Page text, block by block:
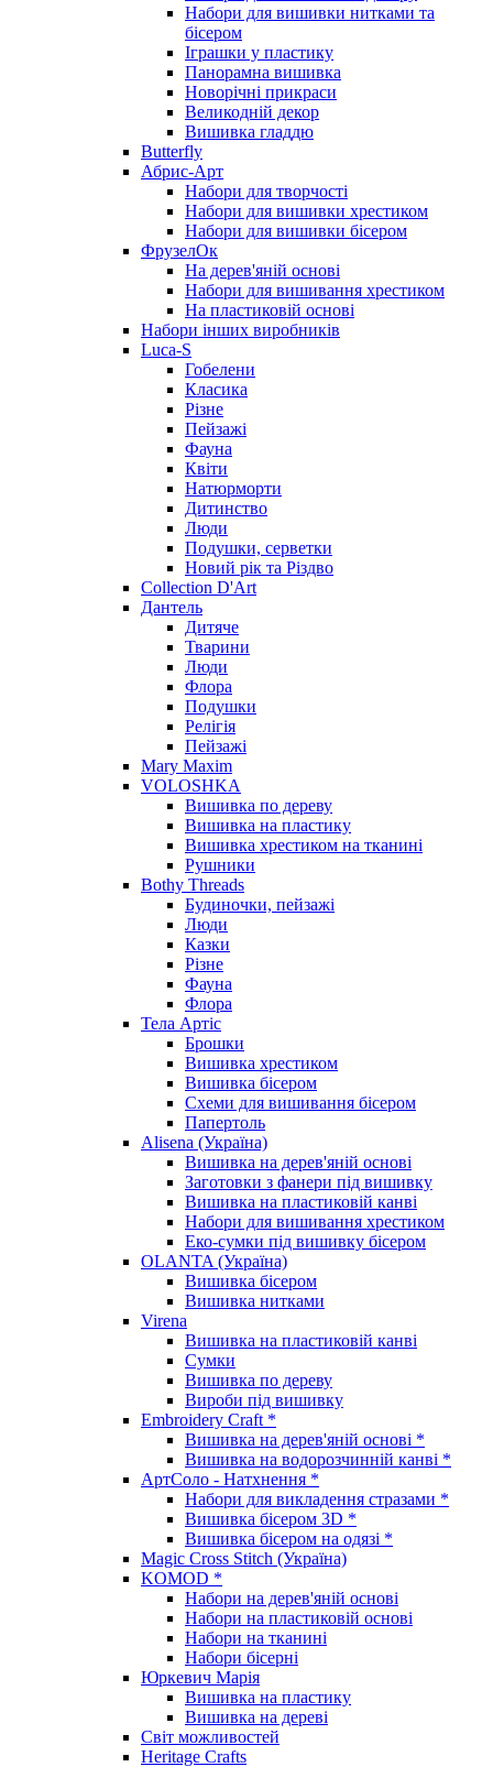
Набори для вишивки нитками та
бісером
Іграшки у пластику
Панорамна вишивка
Новорічні прикраси
Великодній декор
Вишивка гладдю
Butterfly
Абрис-Арт
Набори для творчості
Набори для вишивки хрестиком
Набори для вишивки бісером
ФрузелОк
На дерев'яній основі
Набори для вишивання хрестиком
На пластиковій основі
Набори інших виробників
Luca-S
Гобелени
Класика
Різне
Пейзажі
Фауна
Квіти
Натюрморти
Дитинство
Люди
Подушки, серветки
Новий рік та Різдво
Collection D'Art
Дантель
Дитяче
Тварини
Люди
Флора
Подушки
Релігія
Пейзажі
Mary Maxim
VOLOSHKA
Вишивка по дереву
Вишивка на пластику
Вишивка хрестиком на тканині
Рушники
Bothy Threads
Будиночки, пейзажі
Люди
Казки
Різне
Фауна
Флора
Тела Артіс
Брошки
Вишивка хрестиком
Вишивка бісером
Схеми для вишивання бісером
Папертоль
Alisena (Україна)
Вишивка на дерев'яній основі
Заготовки з фанери під вишивку
Вишивка на пластиковій канві
Набори для вишивання хрестиком
Еко-сумки під вишивку бісером
OLANTA (Україна)
Вишивка бісером
Вишивка нитками
Virena
Вишивка на пластиковій канві
Сумки
Вишивка по дереву
Вироби під вишивку
Embroidery Craft *
Вишивка на дерев'яній основі *
Вишивка на водорозчинній канві *
АртСоло - Натхнення *
Набори для викладення стразами *
Вишивка бісером 3D *
Вишивка бісером на одязі *
Magic Cross Stitch (Україна)
KOMOD *
Набори на дерев'яній основі
Набори на пластиковій основі
Набори на тканині
Набори бісерні
Юркевич Марія
Вишивка на пластику
Вишивка на дереві
Світ можливостей
Heritage Crafts